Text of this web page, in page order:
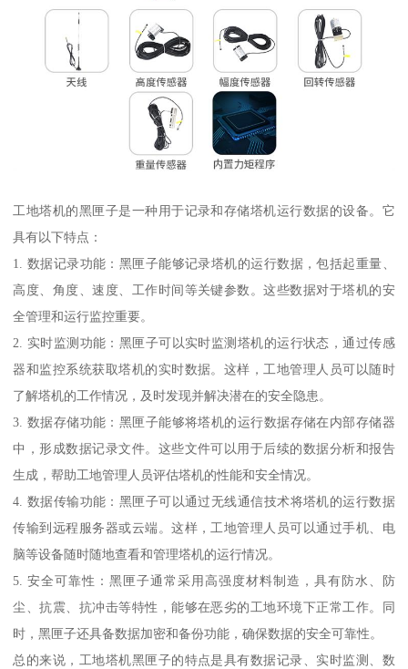
工地塔机的黑匣子是一种用于记录和存储塔机运行数据的设备。它
具有以下特点：
1. 数据记录功能：黑匣子能够记录塔机的运行数据，包括起重量、
高度、角度、速度、工作时间等关键参数。这些数据对于塔机的安
全管理和运行监控重要。
2. 实时监测功能：黑匣子可以实时监测塔机的运行状态，通过传感
器和监控系统获取塔机的实时数据。这样，工地管理人员可以随时
了解塔机的工作情况，及时发现并解决潜在的安全隐患。
3. 数据存储功能：黑匣子能够将塔机的运行数据存储在内部存储器
中，形成数据记录文件。这些文件可以用于后续的数据分析和报告
生成，帮助工地管理人员评估塔机的性能和安全情况。
4. 数据传输功能：黑匣子可以通过无线通信技术将塔机的运行数据
传输到远程服务器或云端。这样，工地管理人员可以通过手机、电
脑等设备随时随地查看和管理塔机的运行情况。
5. 安全可靠性：黑匣子通常采用高强度材料制造，具有防水、防
尘、抗震、抗冲击等特性，能够在恶劣的工地环境下正常工作。同
时，黑匣子还具备数据加密和备份功能，确保数据的安全可靠性。
总的来说，工地塔机黑匣子的特点是具有数据记录、实时监测、数